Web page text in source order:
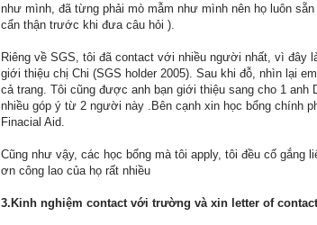
như mình, đã từng phải mò mẫm như mình nên họ luôn
cẩn thận trước khi đưa câu hỏi ).
Riêng về SGS, tôi đã contact với nhiều người nhất, vì đây
giới thiệu chị Chi (SGS holder 2005). Sau khi đỗ, nhìn lại
cả trang. Tôi cũng được anh bạn giới thiệu sang cho 1
nhiều góp ý từ 2 người này .Bên cạnh xin học bổng chính
Finacial Aid.
Cũng như vậy, các học bổng mà tôi apply, tôi đều cố
ơn công lao của họ rất nhiều
3.Kinh nghiệm contact với trường và xin letter of contact